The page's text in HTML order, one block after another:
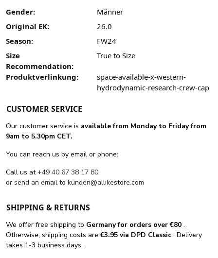
Gender:
Männer
Original EK:
26.0
Season:
FW24
Size
Recommendation:
True to Size
Produktverlinkung:
space-available-x-western-
hydrodynamic-research-crew-cap
CUSTOMER SERVICE
Our customer service is available from Monday to Friday from
9am to 5.30pm CET.
You can reach us by email or phone:
Call us at+49 40 67 38 17 80
or send an email to kunden@allikestore.com
SHIPPING & RETURNS
We offer free shipping to Germany for orders over €80 .
Otherwise, shipping costs are€3.95 via DPD Classic . Delivery
takes 1-3 business days.